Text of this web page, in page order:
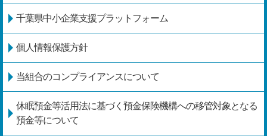
千葉県中小企業支援プラットフォーム
個人情報保護方針
当組合のコンプライアンスについて
休眠預金等活用法に基づく預金保険機構への移管対象となる
預金等について